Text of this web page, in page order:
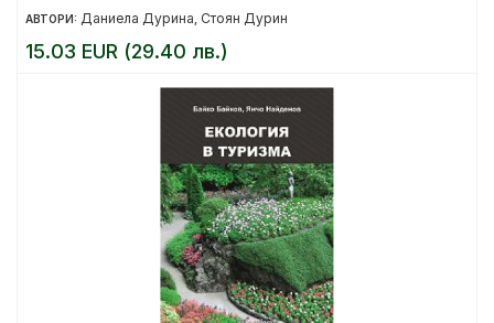
АВТОРИ: Даниела Дурина Стоян Дурин
15.03 EUR (29.40 лв.)